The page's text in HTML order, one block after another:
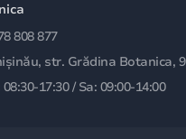
808 877
str. Grădina Botanica, 9
17:30 / Sa: 09:00-14:00